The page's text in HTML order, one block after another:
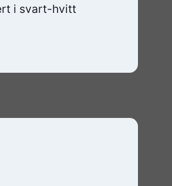
i svart-hvitt